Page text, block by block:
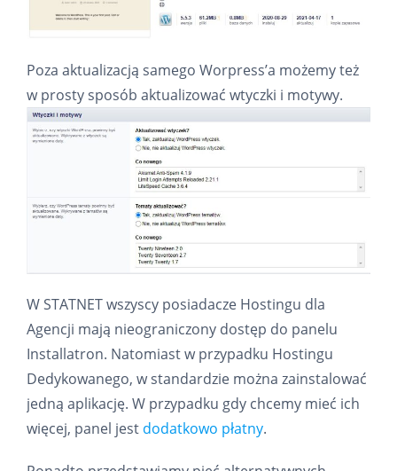
Poza aktualizacją samego Worpress’a możemy też
w prosty sposób aktualizować wtyczki i motywy.
W STATNET wszyscy posiadacze Hostingu dla
Agencji mają nieograniczony dostęp do panelu
Installatron. Natomiast w przypadku Hostingu
Dedykowanego, w standardzie można zainstalować
jedną aplikację. W przypadku gdy chcemy mieć ich
więcej, panel jest dodatkowo płatny.